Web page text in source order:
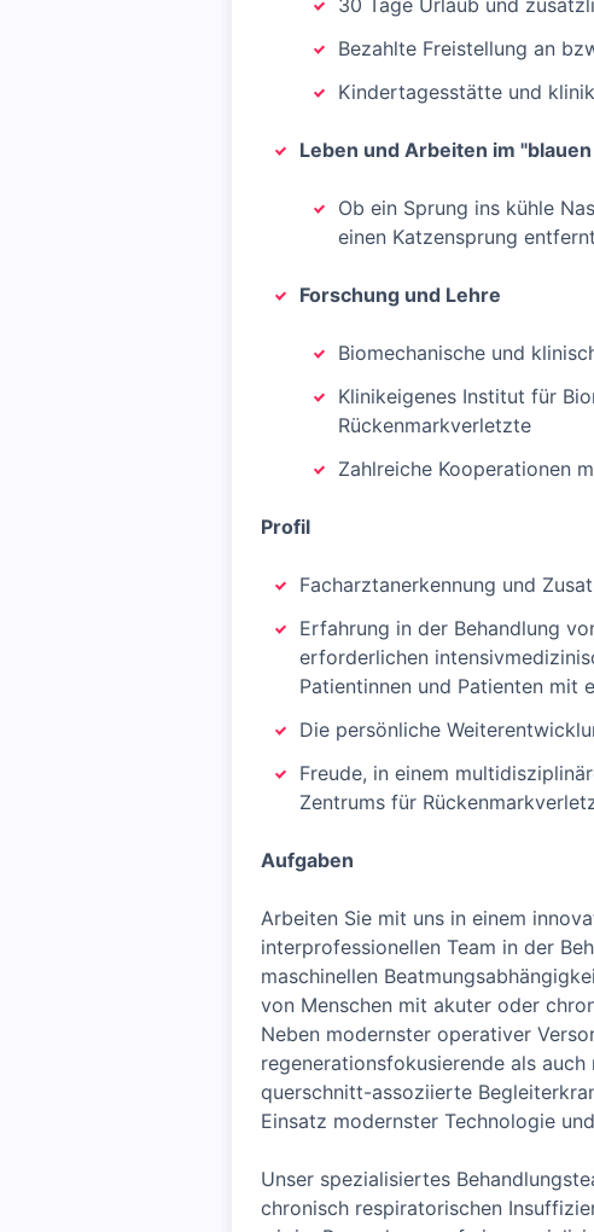
30 Tage Urlaub und
Bezahlte Freistellung an
Kindertagesstätte und
Leben und Arbeiten im
Ob ein Sprung ins kühle
einen Katzensprung entfernt
Forschung und Lehre
Biomechanische und
Klinikeigenes Institut für
Rückenmarkverletzte
Zahlreiche Kooperationen
Profil
Facharztanerkennung und
Erfahrung in der Behandlung
erforderlichen
Patientinnen und Patienten mit
Die persönliche
Freude, in einem
Zentrums für
Aufgaben
Arbeiten Sie mit uns in einem
interprofessionellen Team in der
maschinellen
von Menschen mit akuter oder
Neben modernster operativer
regenerationsfokusierende als
querschnitt-assoziierte
Einsatz modernster Technologie
Unser spezialisiertes
chronisch respiratorischen